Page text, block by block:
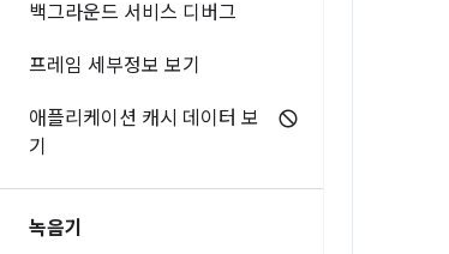
백그라운드 서비스 디버그
프레임 세부정보 보기
애플리케이션 캐시 데이터 보
기
녹음기